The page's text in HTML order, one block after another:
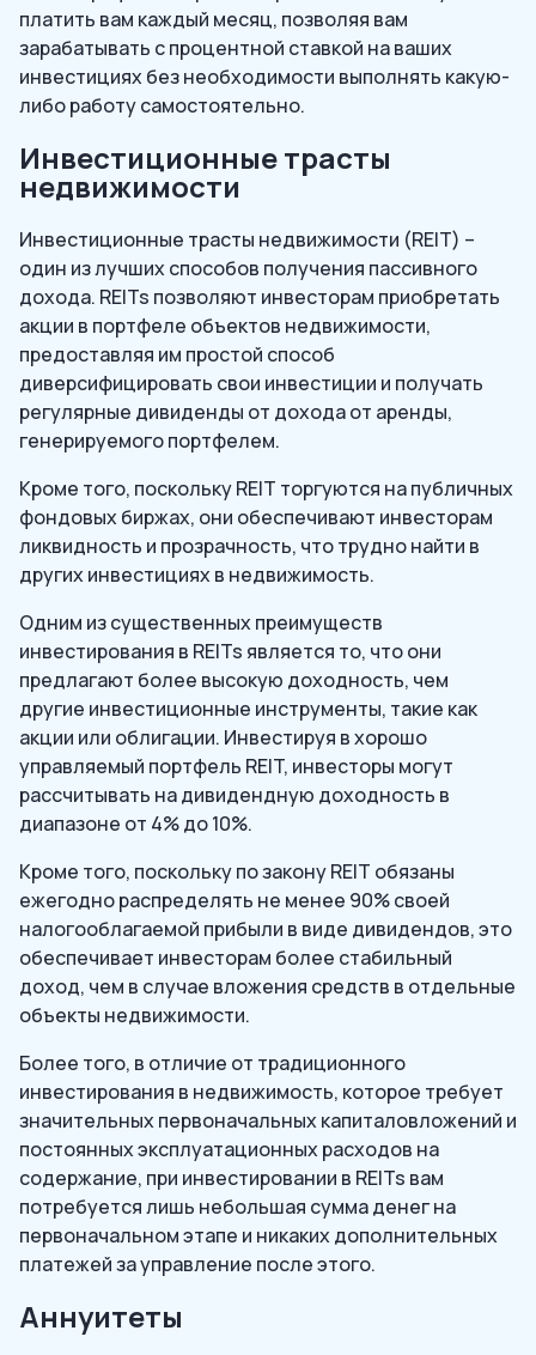
платить вам каждый месяц, позволяя вам
зарабатывать с процентной ставкой на ваших
инвестициях без необходимости выполнять какую-
либо работу самостоятельно.
Инвестиционные трасты
недвижимости
Инвестиционные трасты недвижимости (REIT) –
один из лучших способов получения пассивного
дохода. REITs позволяют инвесторам приобретать
акции в портфеле объектов недвижимости,
предоставляя им простой способ
диверсифицировать свои инвестиции и получать
регулярные дивиденды от дохода от аренды,
генерируемого портфелем.
Кроме того, поскольку REIT торгуются на публичных
фондовых биржах, они обеспечивают инвесторам
ликвидность и прозрачность, что трудно найти в
других инвестициях в недвижимость.
Одним из существенных преимуществ
инвестирования в REITs является то, что они
предлагают более высокую доходность, чем
другие инвестиционные инструменты, такие как
акции или облигации. Инвестируя в хорошо
управляемый портфель REIT, инвесторы могут
рассчитывать на дивидендную доходность в
диапазоне от 4% до 10%.
Кроме того, поскольку по закону REIT обязаны
ежегодно распределять не менее 90% своей
налогооблагаемой прибыли в виде дивидендов, это
обеспечивает инвесторам более стабильный
доход, чем в случае вложения средств в отдельные
объекты недвижимости.
Более того, в отличие от традиционного
инвестирования в недвижимость, которое требует
значительных первоначальных капиталовложений и
постоянных эксплуатационных расходов на
содержание, при инвестировании в REITs вам
потребуется лишь небольшая сумма денег на
первоначальном этапе и никаких дополнительных
платежей за управление после этого.
Аннуитеты